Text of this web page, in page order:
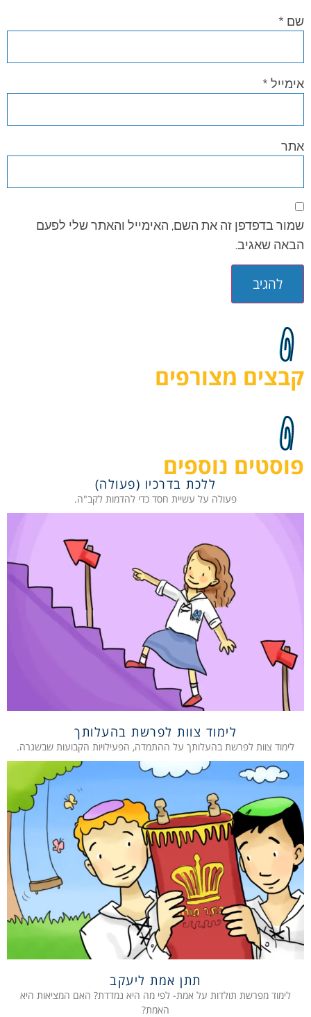
שם *
אימייל *
אתר
שמור בדפדפן זה את השם, האימייל והאתר שלי לפעם
הבאה שאגיב.
קבצים מצורפים
פוסטים נוספים
ללכת בדרכיו (פעולה)
פעולה על עשיית חסד כדי להדמות לקב"ה.
לימוד צוות לפרשת בהעלותך
לימוד צוות לפרשת בהעלותך על ההתמדה, הפעילויות הקבועות שבשגרה.
תתן אמת ליעקב
לימוד מפרשת תולדות על אמת- לפי מה היא נמדדת? האם המציאות היא
האמת?